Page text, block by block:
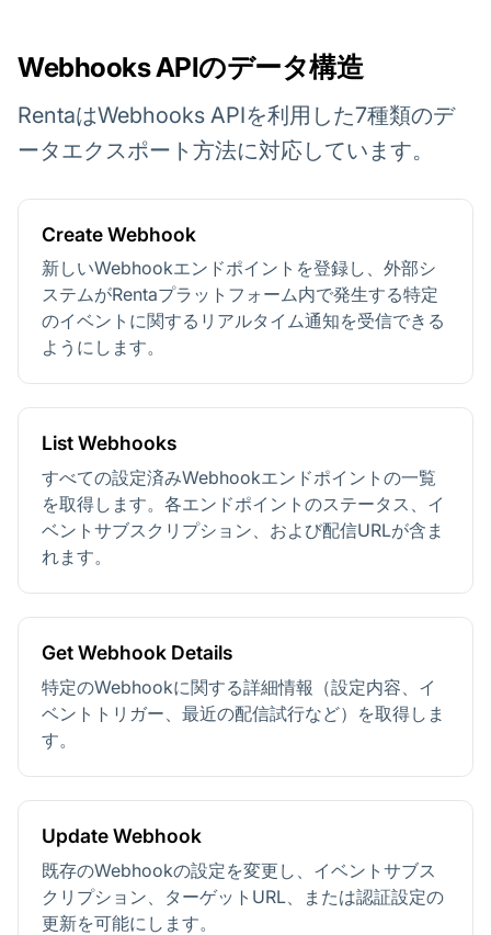
Webhooks APIのデータ構造
RentaはWebhooks APIを利用した7種類のデ
ータエクスポート方法に対応しています。
Create Webhook
新しいWebhookエンドポイントを登録し、外部シ
ステムがRentaプラットフォーム内で発生する特定
のイベントに関するリアルタイム通知を受信できる
ようにします。
List Webhooks
すべての設定済みWebhookエンドポイントの一覧
を取得します。各エンドポイントのステータス、イ
ベントサブスクリプション、および配信URLが含ま
れます。
Get Webhook Details
特定のWebhookに関する詳細情報（設定内容、イ
ベントトリガー、最近の配信試行など）を取得しま
す。
Update Webhook
既存のWebhookの設定を変更し、イベントサブス
クリプション、ターゲットURL、または認証設定の
更新を可能にします。